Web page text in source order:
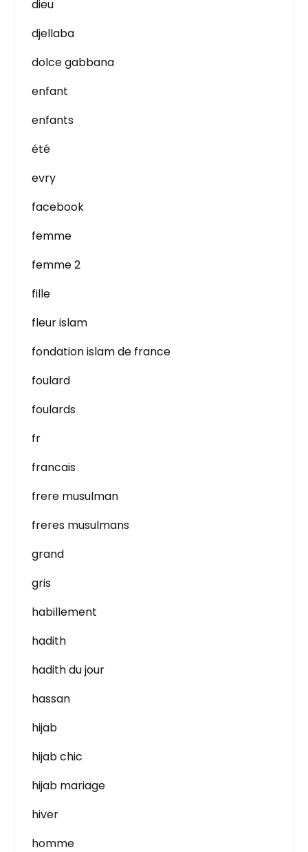
dieu
djellaba
dolce gabbana
enfant
enfants
été
evry
facebook
femme
femme 2
fille
fleur islam
fondation islam de france
foulard
foulards
fr
francais
frere musulman
freres musulmans
grand
gris
habillement
hadith
hadith du jour
hassan
hijab
hijab chic
hijab mariage
hiver
homme